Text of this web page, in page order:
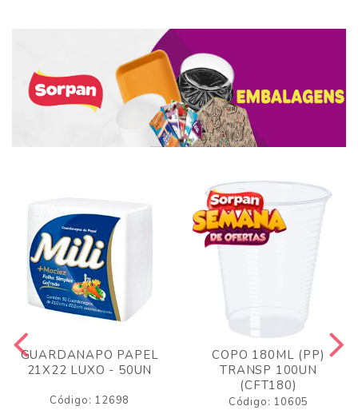
GUARDANAPO PAPEL
21X22 LUXO - 50UN
Código: 12698
COPO 180ML (PP)
TRANSP 100UN
(CFT180)
Código: 10605